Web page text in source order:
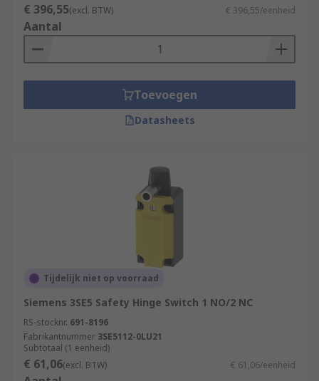
€ 396,55(excl. BTW) € 396,55/eenheid
Aantal
Toevoegen
Datasheets
Tijdelijk niet op voorraad
Siemens 3SE5 Safety Hinge Switch 1 NO/2 NC
RS-stocknr. 691-8196
Fabrikantnummer 3SE5112-0LU21
Subtotaal (1 eenheid)
€ 61,06(excl. BTW) € 61,06/eenheid